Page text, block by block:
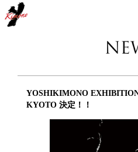
YOSHIKIMONO
KYOTO 決定！！